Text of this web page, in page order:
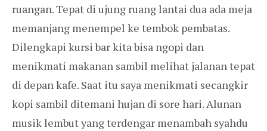
ruangan. Tepat di ujung ruang lantai dua ada meja
memanjang menempel ke tembok pembatas.
Dilengkapi kursi bar kita bisa ngopi dan
menikmati makanan sambil melihat jalanan tepat
di depan kafe. Saat itu saya menikmati secangkir
kopi sambil ditemani hujan di sore hari. Alunan
musik lembut yang terdengar menambah syahdu